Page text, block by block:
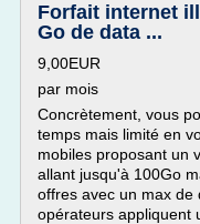
Forfait internet
Go de data ...
9,00EUR
par mois
Concrètement, vous
temps mais limité en
mobiles proposant un
allant jusqu'à 100Go
offres avec un max de
opérateurs appliquent